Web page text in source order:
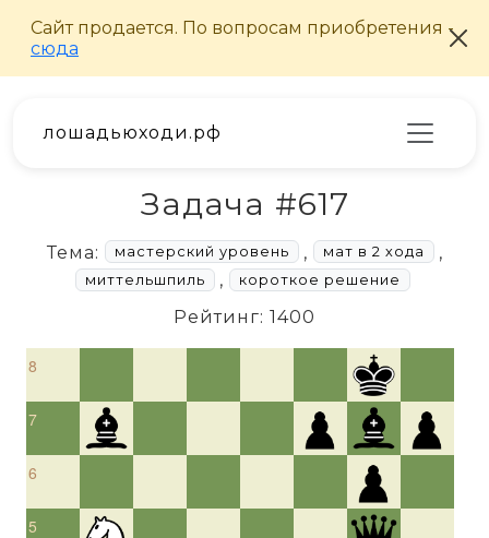
лошадьюходи.рф
Задача #617
Тема: мастерский уровень , мат в 2 хода ,
миттельшпиль , короткое решение
Рейтинг: 1400
8
7
6
5